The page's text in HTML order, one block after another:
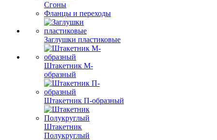
Сгоны
Фланцы и переходы
Заглушки пластиковые
Штакетник М-
образный
Штакетник П-образный
Штакетник
Полукруглый